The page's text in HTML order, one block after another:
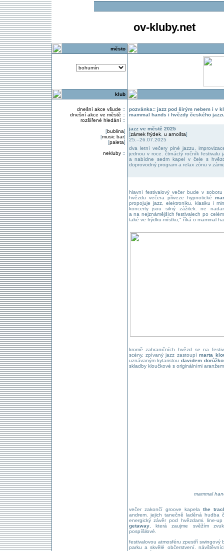
ov-kluby.net
město
klub
dnešní akce všude ::
dnešní akce ve městě ::
rozšířené hledání::
[bublina]
[music bar]
[paleta]
nekluby::
pozvánka:: jazz pod širým nebem i v
mammal hands i hvězdy českého
jazz ve městě 2025
[zámek frýdek, u arnošta]
25.–26.07.2025
dva letní večery plné jazzu,
jednou v roce. čtrnáctý ročník
a nabídne sedm kapel v čele s
doprovodný program a relax zónu v
hlavní festivalový večer bude v
hvězdu večera přiveze hypnotické
propojuje jazz, elektroniku, klasiku i
koncerty jsou silný zážitek. ne
a na nejznámějších festivalech po
také ve frýdku-místku," říká o mammal
kromě zahraničních hvězd se na
scény. zpívaný jazz zastoupímarta
uznávaným kytaristoudavidem
skladby kloučkové s originálními
mammal
večer zakončí groove kapela the
andrem. jejich tanečně laděná hudba
energický závěr pod hvězdami. line-
getaway, která zaujme svěžím
pospíšilové.
festivalovou atmosféru zpestří swingový
parku a skvělé občerstvení.